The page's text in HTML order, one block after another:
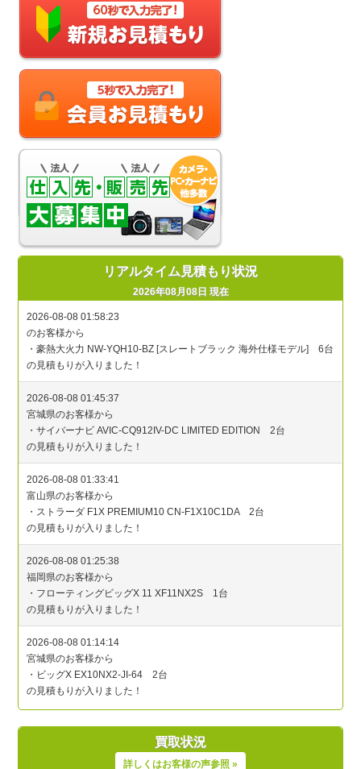
リアルタイム見積もり状況
2026年08月08日 現在
買取状況
詳しくはお客様の声参照 »